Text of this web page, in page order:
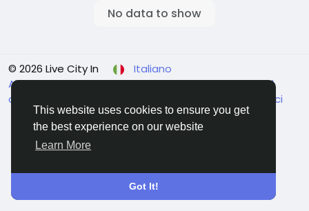
This website uses cookies to ensure you get
the best experience on our website
Learn More
Got It!
No data to show
© 2026 Live City In
Italiano
About Termini e Condizioni Privacy Shipping and
delivery policy
Contattaci
Elenco